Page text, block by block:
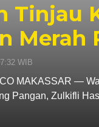
Tinjau
WIB
MAKASSAR —
Pangan, Zulkifli